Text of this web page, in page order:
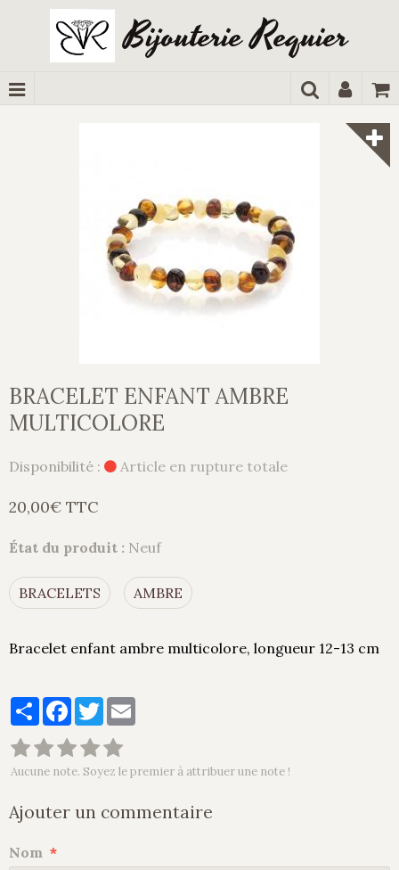
Bijouterie Requier
BRACELET ENFANT AMBRE
MULTICOLORE
Disponibilité : Article en rupture totale
20,00€ TTC
État du produit : Neuf
BRACELETS AMBRE
Bracelet enfant ambre multicolore, longueur 12-13 cm
PartagerFacebook
Twitter
Aucune note. Soyez le premier à attribuer une note !
Ajouter un commentaire
Nom